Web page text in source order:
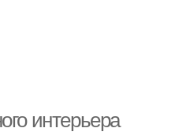
интерьера